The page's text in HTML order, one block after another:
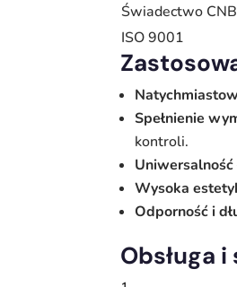
Świadectwo
ISO 9001
Spełnienie
kontroli.
Uniwersalność
Wysoka
Odporność i
Obsługa